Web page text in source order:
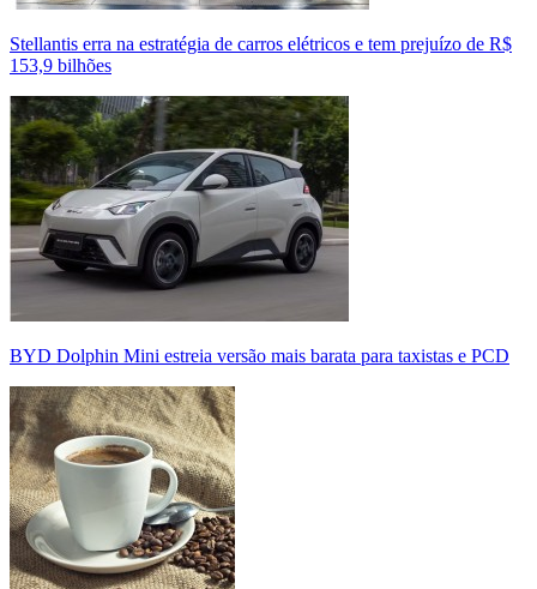
Stellantis erra na estratégia de carros elétricos e tem prejuízo de R$
153,9 bilhões
BYD Dolphin Mini estreia versão mais barata para taxistas e PCD